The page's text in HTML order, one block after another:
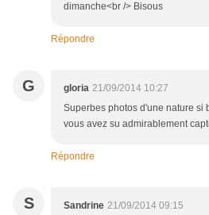
dimanche<br /> Bisous
Répondre
G gloria 21/09/2014 10:27
Superbes photos d'une nature si
vous avez su admirablement
Répondre
S Sandrine 21/09/2014 09:15